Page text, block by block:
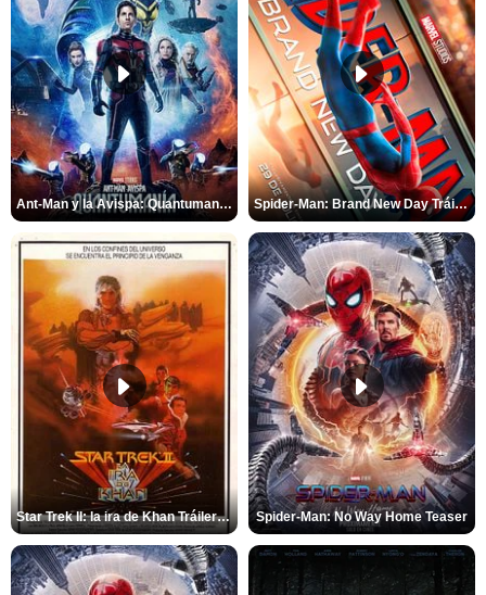
Ant-Man y la Avispa: Quantumanía Tráiler (2) Spider-Man: Brand New Day Tráiler (3)
Star Trek II: la ira de Khan Tráiler VO Spider-Man: No Way Home Teaser